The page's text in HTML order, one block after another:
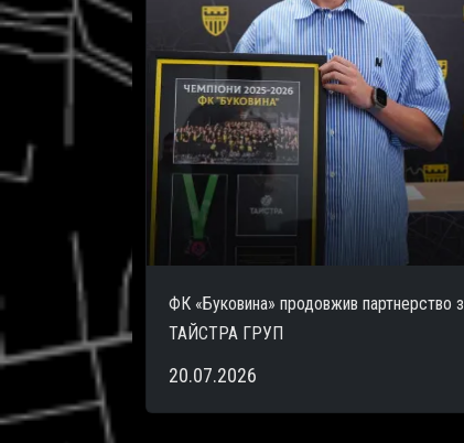
ФК «Буковина» продовжив партнерство з
ТАЙСТРА ГРУП
20.07.2026